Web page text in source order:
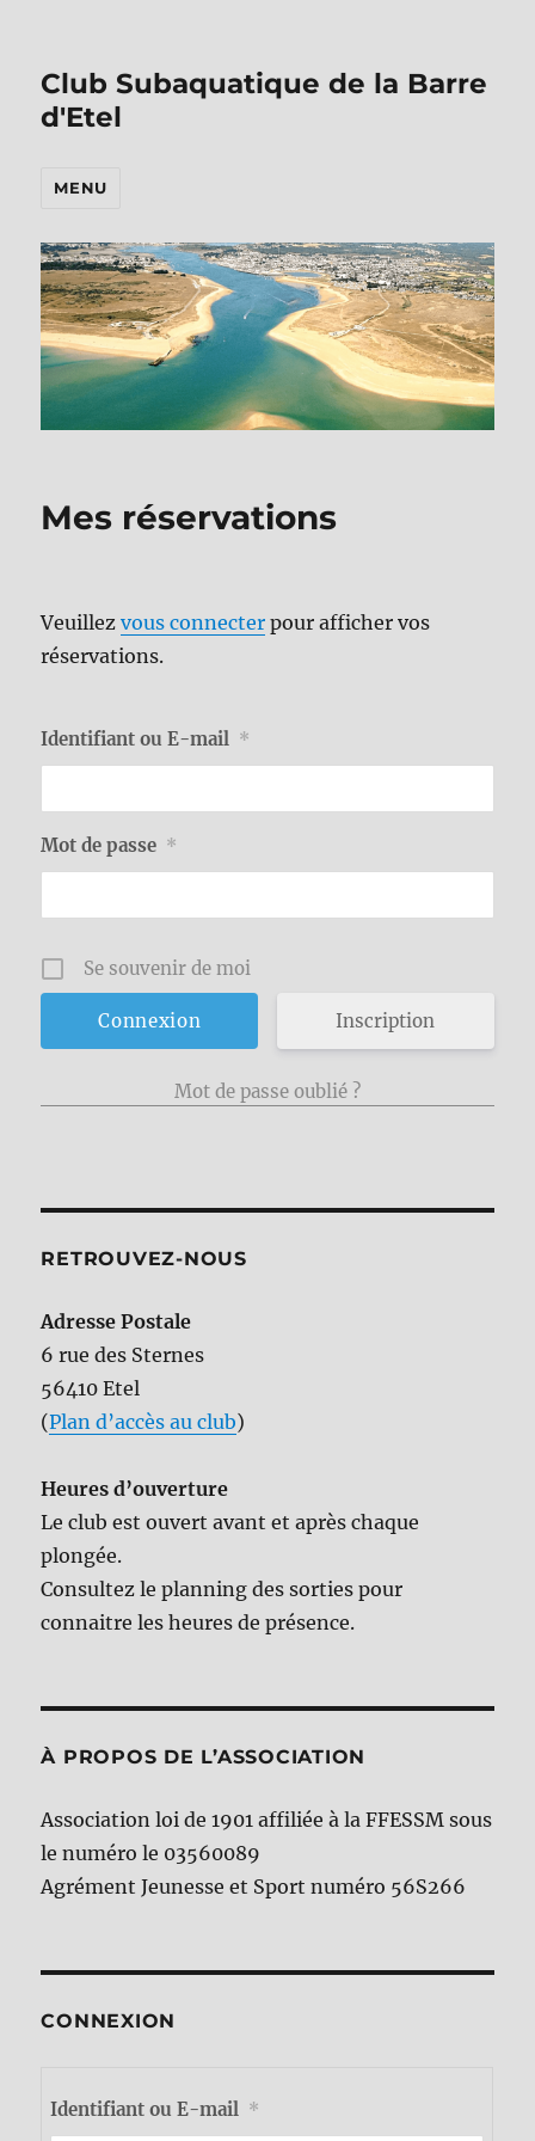
Club Subaquatique de la Barre
d'Etel
MENU
Mes réservations
Veuillezvous connecter pour afficher vos
réservations.
Identifiant ou E-mail *
Mot de passe *
Se souvenir de moi
Inscription
Mot de passe oublié ?
RETROUVEZ-NOUS
Adresse Postale
6 rue des Sternes
56410 Etel
(Plan d’accès au club)
Heures d’ouverture
Le club est ouvert avant et après chaque
plongée.
Consultez le planning des sorties pour
connaitre les heures de présence.
À PROPOS DE L’ASSOCIATION
Association loi de 1901 affiliée à la FFESSM sous
le numéro le 03560089
Agrément Jeunesse et Sport numéro 56S266
CONNEXION
Identifiant ou E-mail *